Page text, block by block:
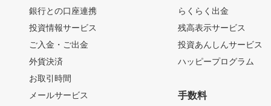
銀行との口座連携
投資情報サービス
ご入金・ご出金
外貨決済
お取引時間
メールサービス
らくらく出金
残高表示サービス
投資あんしんサービス
ハッピープログラム
手数料